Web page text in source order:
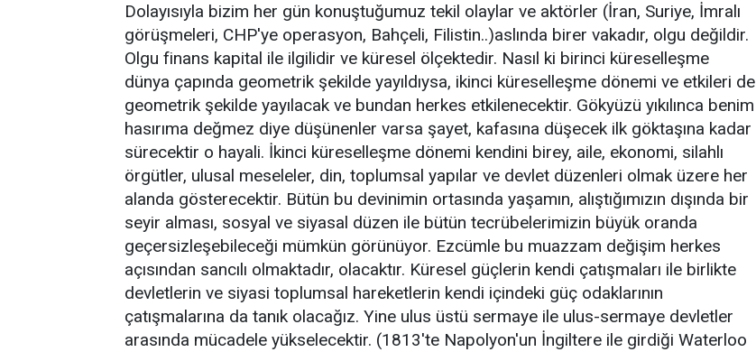
Dolayısıyla bizim her gün konuştuğumuz tekil olaylar ve aktörler (İran, Suriye, İmralı
görüşmeleri, CHP'ye operasyon, Bahçeli, Filistin..)aslında birer vakadır, olgu değildir.
Olgu finans kapital ile ilgilidir ve küresel ölçektedir. Nasıl ki birinci küreselleşme
dünya çapında geometrik şekilde yayıldıysa, ikinci küreselleşme dönemi ve etkileri de
geometrik şekilde yayılacak ve bundan herkes etkilenecektir. Gökyüzü yıkılınca benim
hasırıma değmez diye düşünenler varsa şayet, kafasına düşecek ilk göktaşına kadar
sürecektir o hayali. İkinci küreselleşme dönemi kendini birey, aile, ekonomi, silahlı
örgütler, ulusal meseleler, din, toplumsal yapılar ve devlet düzenleri olmak üzere her
alanda gösterecektir. Bütün bu devinimin ortasında yaşamın, alıştığımızın dışında bir
seyir alması, sosyal ve siyasal düzen ile bütün tecrübelerimizin büyük oranda
geçersizleşebileceği mümkün görünüyor. Ezcümle bu muazzam değişim herkes
açısından sancılı olmaktadır, olacaktır. Küresel güçlerin kendi çatışmaları ile birlikte
devletlerin ve siyasi toplumsal hareketlerin kendi içindeki güç odaklarının
çatışmalarına da tanık olacağız. Yine ulus üstü sermaye ile ulus-sermaye devletler
arasında mücadele yükselecektir. (1813'te Napolyon'un İngiltere ile girdiği Waterloo